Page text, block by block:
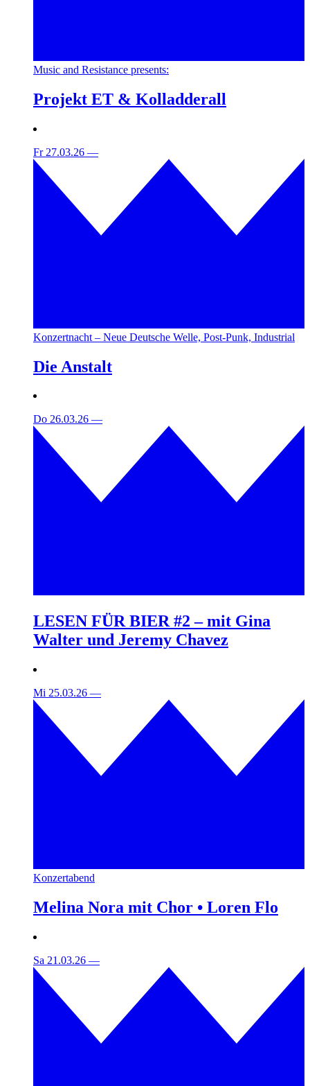
Music and Resistance presents:
Projekt ET & Kolladderall
Fr 27.03.26 —
Konzertnacht – Neue Deutsche Welle, Post-Punk, Industrial
Die Anstalt
Do 26.03.26 —
LESEN FÜR BIER #2 – mit Gina
Walter und Jeremy Chavez
Mi 25.03.26 —
Konzertabend
Melina Nora mit Chor • Loren Flo
Sa 21.03.26 —